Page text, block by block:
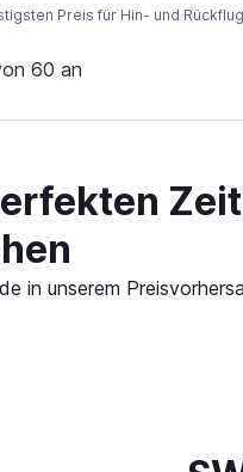
Preis für Hin- und
60 an
in unserem